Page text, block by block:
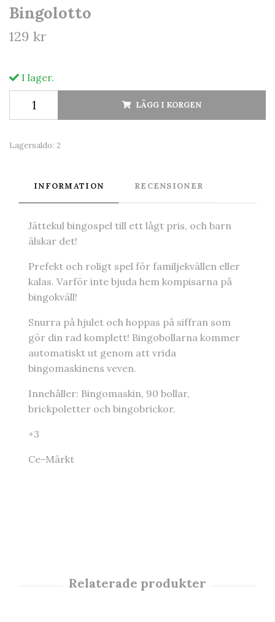
Bingolotto
129 kr
I lager.
LÄGG I KORGEN
Lagersaldo: 2
INFORMATION RECENSIONER
Jättekul bingospel till ett lågt pris, och barn
älskar det!
Prefekt och roligt spel för familjekvällen eller
kalas. Varför inte bjuda hem kompisarna på
bingokväll!
Snurra på hjulet och hoppas på siffran som
gör din rad komplett! Bingobollarna kommer
automatiskt ut genom att vrida
bingomaskinens veven.
Innehåller: Bingomaskin, 90 bollar,
brickpoletter och bingobrickor.
+3
Ce-Märkt